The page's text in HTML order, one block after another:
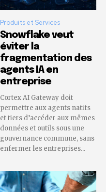
Produits et Services
Snowflake veut
éviter la
fragmentation des
agents IA en
entreprise
Cortex AI Gateway doit
permettre aux agents natifs
et tiers d’accéder aux mêmes
données et outils sous une
gouvernance commune, sans
enfermer les entreprises...